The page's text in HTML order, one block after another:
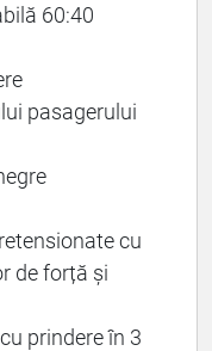
60:40
pasagerului
cu
de forță și
prindere în 3